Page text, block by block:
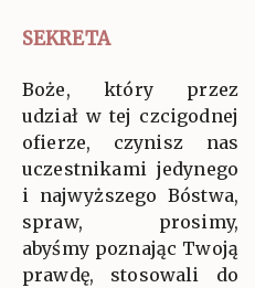
SEKRETA
Boże, który przez
udział w tej czcigodnej
ofierze, czynisz nas
uczestnikami jedynego
i najwyższego Bóstwa,
spraw, prosimy,
abyśmy poznając Twoją
prawdę, stosowali do